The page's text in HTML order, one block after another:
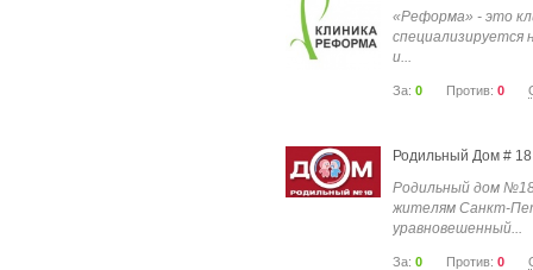
«Реформа» - это
специализируется
и...
За: 0 Против: 0
Родильный Дом # 18
Родильный дом
жителям Санкт-
уравновешенный...
За: 0 Против: 0